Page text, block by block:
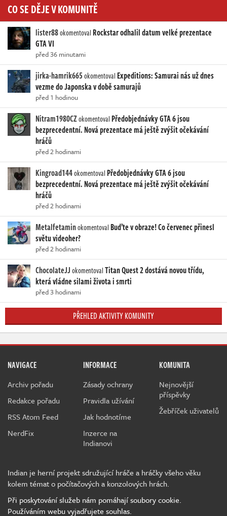
CO SE DĚJE V KOMUNITĚ
lister88okomentoval Rockstar odhalil datum velké prezentace
GTA VI
před 36 minutami
jirka-hamrik665okomentoval Expeditions: Samurai nás už dnes
vezme do Japonska v době samurajů
před 1 hodinou
Nitram1980CZokomentoval Předobjednávky GTA 6 jsou
bezprecedentní. Nová prezentace má ještě zvýšit očekávání
hráčů
před 2 hodinami
Kingroad144okomentoval Předobjednávky GTA 6 jsou
bezprecedentní. Nová prezentace má ještě zvýšit očekávání
hráčů
před 2 hodinami
Metalfetaminokomentoval Buďte v obraze! Co červenec přinesl
světu videoher?
před 2 hodinami
ChocolateJJokomentovalTitan Quest 2 dostává novou třídu,
která vládne silami života i smrti
před 3 hodinami
PŘEHLED AKTIVITY KOMUNITY
NAVIGACE
Archiv pořadu
Redakce pořadu
RSS Atom Feed
NerdFix
INFORMACE
Zásady ochrany
Pravidla užívání
Jak hodnotíme
Inzerce na
Indianovi
KOMUNITA
Nejnovější
příspěvky
Žebříček uživatelů
Indian je herní projekt sdružující hráče a hráčky všeho věku
kolem témat o počítačových a konzolových hrách.
Při poskytování služeb nám pomáhají soubory cookie.
Používáním webu vyjadřujete souhlas.